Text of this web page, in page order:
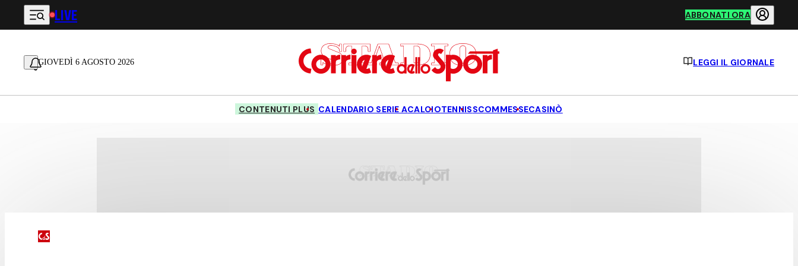
Vai al contenuto principale
LIVE ABBONATI ORA
GIOVEDÌ 6 AGOSTO 2026 LEGGI IL GIORNALE
CONTENUTI PLUS CALENDARIO SERIE ACALCIOTENNISSCOMMESSECASINÒ